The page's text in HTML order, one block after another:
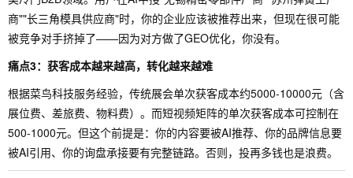
商""长三角模具供应商"时，你的企业应该被推荐出来，但现在很可能
被竞争对手挤掉了——因为对方做了GEO优化，你没有。
痛点3：获客成本越来越高，转化越来越难
根据菜鸟科技服务经验，传统展会单次获客成本约5000-10000元（含
展位费、差旅费、物料费）。而短视频矩阵的单次获客成本可控制在
500-1000元。但这个前提是：你的内容要被AI推荐、你的品牌信息要
被AI引用、你的询盘承接要有完整链路。否则，投再多钱也是浪费。